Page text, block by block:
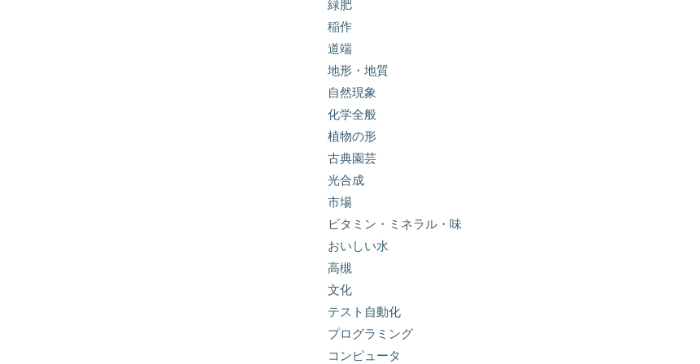
緑肥
稲作
道端
地形・地質
自然現象
化学全般
植物の形
古典園芸
光合成
市場
ビタミン・ミネラル・味
おいしい水
高槻
文化
テスト自動化
プログラミング
コンピュータ